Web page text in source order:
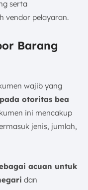
serta
vendor pelayaran.
Barang
wajib yang
otoritas bea
ini mencakup
jenis, jumlah,
acuan untuk
dan